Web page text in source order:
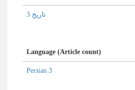
تاریخ 3
Language (Article count)
Persian 3